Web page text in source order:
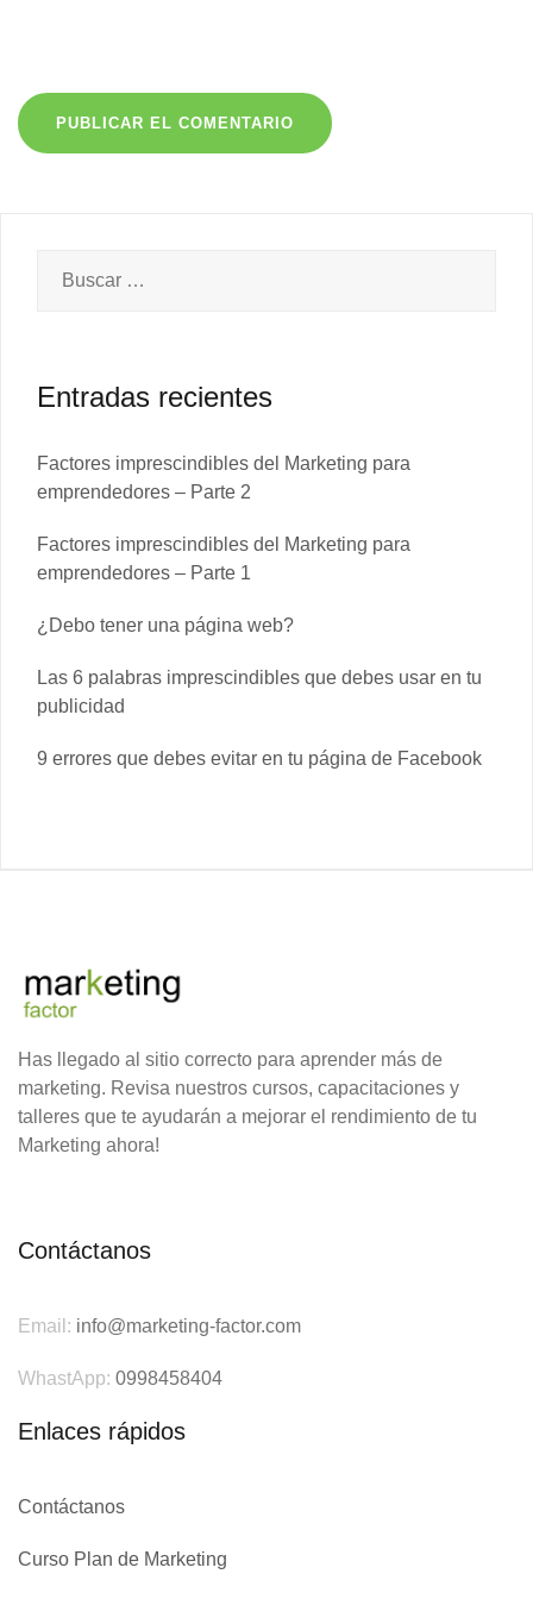
Entradas recientes
Factores imprescindibles del Marketing para
emprendedores – Parte 2
Factores imprescindibles del Marketing para
emprendedores – Parte 1
¿Debo tener una página web?
Las 6 palabras imprescindibles que debes usar en tu
publicidad
9 errores que debes evitar en tu página de Facebook
Has llegado al sitio correcto para aprender más de
marketing. Revisa nuestros cursos, capacitaciones y
talleres que te ayudarán a mejorar el rendimiento de tu
Marketing ahora!
Contáctanos
Email: info@marketing-factor.com
WhastApp: 0998458404
Enlaces rápidos
Contáctanos
Curso Plan de Marketing